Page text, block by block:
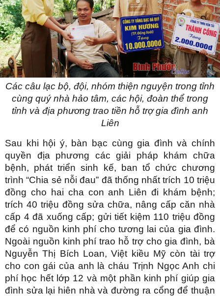
Các câu lạc bộ, đội, nhóm thiện nguyện trong tỉnh
cùng quý nhà hảo tâm, các hội, đoàn thể trong
tỉnh và địa phương trao tiền hỗ trợ gia đình anh
Liên
Sau khi hội ý, bàn bạc cùng gia đình và chính
quyền địa phương các giải pháp khám chữa
bệnh, phát triển sinh kế, ban tổ chức chương
trình “Chia sẻ nỗi đau” đã thống nhất trích 10 triệu
đồng cho hai cha con anh Liên đi khám bệnh;
trích 40 triệu đồng sửa chữa, nâng cấp căn nhà
cấp 4 đã xuống cấp; gửi tiết kiệm 110 triệu đồng
để có nguồn kinh phí cho tương lai của gia đình.
Ngoài nguồn kinh phí trao hỗ trợ cho gia đình, bà
Nguyễn Thị Bích Loan, Việt kiều Mỹ còn tài trợ
cho con gái của anh là cháu Trịnh Ngọc Anh chi
phí học hết lớp 12 và một phần kinh phí giúp gia
đình sửa lại hiên nhà và đường ra cổng để thuận